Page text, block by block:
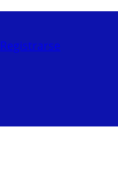
Registrarse